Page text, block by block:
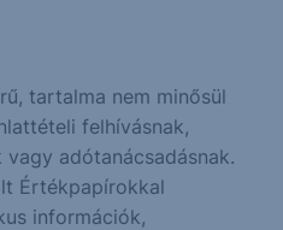
tartalma nem minősül
felhívásnak,
adótanácsadásnak.
Értékpapírokkal
információk,